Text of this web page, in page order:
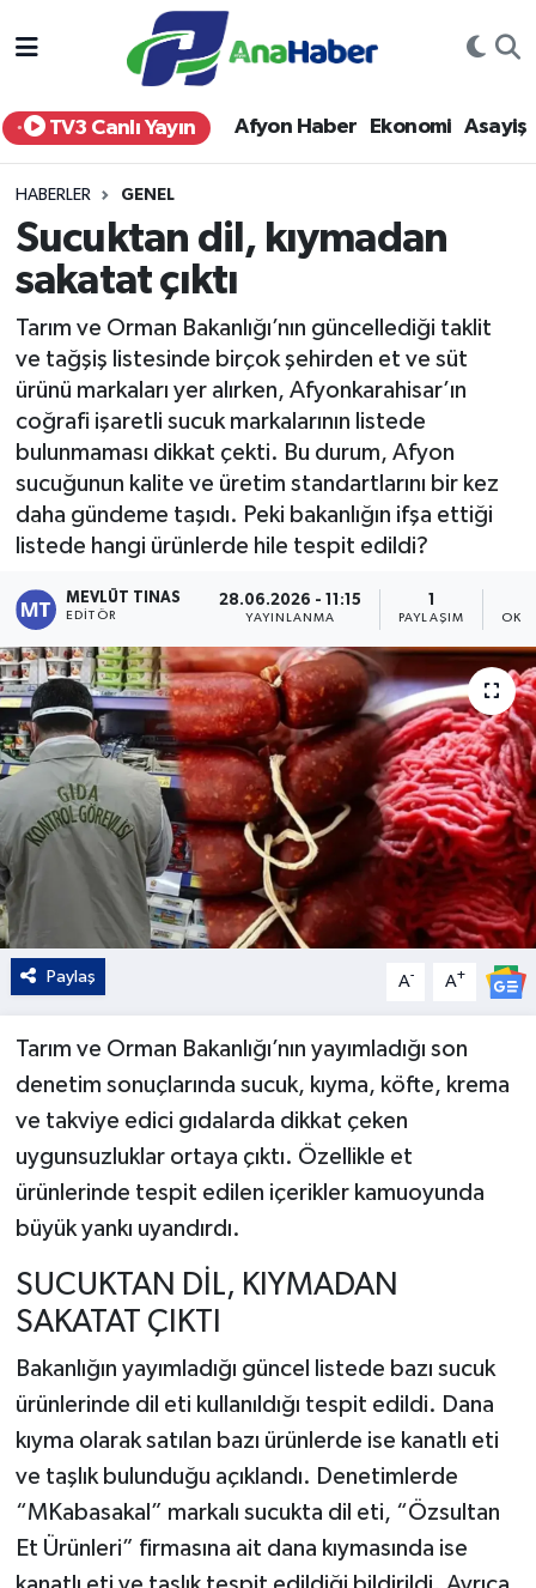
TV3 Canlı Yayın Afyon Haber Ekonomi Asayiş
HABERLER GENEL
Sucuktan dil, kıymadan
sakatat çıktı
Tarım ve Orman Bakanlığı’nın güncellediği taklit
ve tağşiş listesinde birçok şehirden et ve süt
ürünü markaları yer alırken, Afyonkarahisar’ın
coğrafi işaretli sucuk markalarının listede
bulunmaması dikkat çekti. Bu durum, Afyon
sucuğunun kalite ve üretim standartlarını bir kez
daha gündeme taşıdı. Peki bakanlığın ifşa ettiği
listede hangi ürünlerde hile tespit edildi?
MEVLÜT TINAS
EDITÖR
28.06.2026 - 11:15
YAYINLANMA PAYLAŞIM
Paylaş A- A+
Tarım ve Orman Bakanlığı’nın yayımladığı son
denetim sonuçlarında sucuk, kıyma, köfte, krema
ve takviye edici gıdalarda dikkat çeken
uygunsuzluklar ortaya çıktı. Özellikle et
ürünlerinde tespit edilen içerikler kamuoyunda
büyük yankı uyandırdı.
SUCUKTAN DİL, KIYMADAN
SAKATAT ÇIKTI
Bakanlığın yayımladığı güncel listede bazı sucuk
ürünlerinde dil eti kullanıldığı tespit edildi. Dana
kıyma olarak satılan bazı ürünlerde ise kanatlı eti
ve taşlık bulunduğu açıklandı. Denetimlerde
“MKabasakal” markalı sucukta dil eti, “Özsultan
Et Ürünleri” firmasına ait dana kıymasında ise
Yurt Haber
Afyon Haber
Siyaset
Spor
Eğitim
Sağlık
Teknoloji
Afyonkarahisar Nöbetçi Eczaneler
Afyonkarahisar Hava Durumu
Afyonkarahisar Trafik Yoğunluk Haritası
Süper Lig Puan Durumu ve Fikstür
Tüm Manşetler
Son Dakika Haberleri
Haber Arşivi